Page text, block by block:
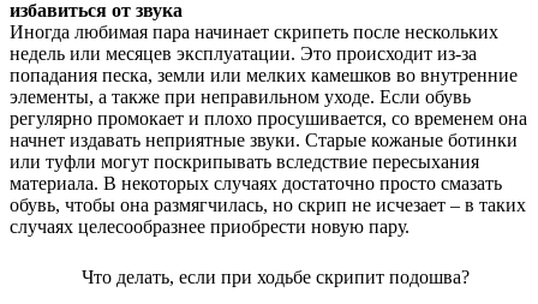
избавиться от звука
Иногда любимая пара начинает скрипеть после нескольких
недель или месяцев эксплуатации. Это происходит из-за
попадания песка, земли или мелких камешков во внутренние
элементы, а также при неправильном уходе. Если обувь
регулярно промокает и плохо просушивается, со временем она
начнет издавать неприятные звуки. Старые кожаные ботинки
или туфли могут поскрипывать вследствие пересыхания
материала. В некоторых случаях достаточно просто смазать
обувь, чтобы она размягчилась, но скрип не исчезает – в таких
случаях целесообразнее приобрести новую пару.
Что делать, если при ходьбе скрипит подошва?